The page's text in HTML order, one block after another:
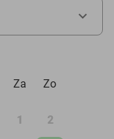
Za Zo
1 2